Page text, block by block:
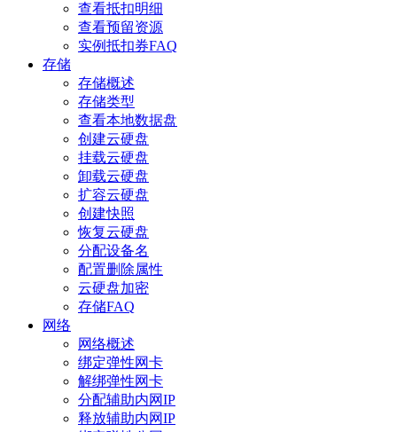
查看抵扣明细
查看预留资源
实例抵扣券FAQ
存储
存储概述
存储类型
查看本地数据盘
创建云硬盘
挂载云硬盘
卸载云硬盘
扩容云硬盘
创建快照
恢复云硬盘
分配设备名
配置删除属性
云硬盘加密
存储FAQ
网络
网络概述
绑定弹性网卡
解绑弹性网卡
分配辅助内网IP
释放辅助内网IP